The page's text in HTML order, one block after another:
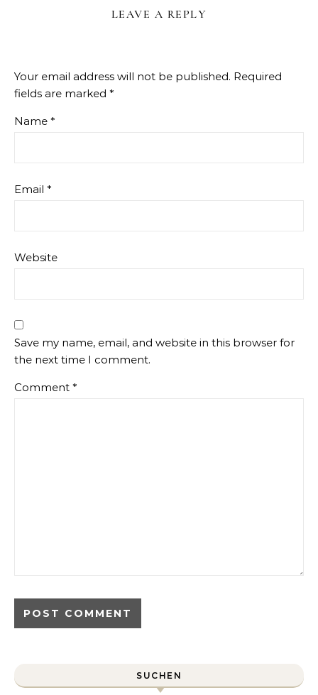
LEAVE A REPLY
Your email address will not be published. Required
fields are marked *
Name *
Email *
Website
Save my name, email, and website in this browser for
the next time I comment.
Comment *
SUCHEN